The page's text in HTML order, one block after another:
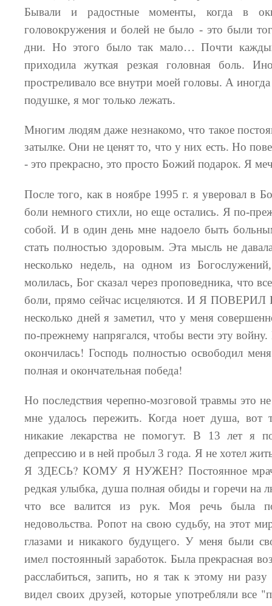
Бывали и радостные моменты, когда в
головокружения и болей не было - это были
дни. Но этого было так мало… Почти
приходила жуткая резкая головная боль.
простреливало все внутри моей головы. А
подушке, я мог только лежать.
Многим людям даже незнакомо, что такое
затылке. Они не ценят то, что у них есть. Но
- это прекрасно, это просто Божий подарок. Я
После того, как в ноябре 1995 г. я уверовал в
боли немного стихли, но еще остались. Я по-
собой. И в один день мне надоело быть
стать полностью здоровым. Эта мысль не
несколько недель, на одном из
молилась, Бог сказал через проповедника, что
боли, прямо сейчас исцеляются. И Я ПОВЕРИЛ
несколько дней я заметил, что у меня
по-прежнему напрягался, чтобы вести эту
окончилась! Господь полностью освободил меня
полная и окончательная победа!
Но последствия черепно-мозговой травмы это
мне удалось пережить. Когда ноет душа, вот
никакие лекарства не помогут. В 13 лет я
депрессию и в ней пробыл 3 года. Я не хотел
Я ЗДЕСЬ?КОМУ Я НУЖЕН? Постоянное
редкая улыбка, душа полная обиды и горечи на
что все валится из рук. Моя речь была
недовольства. Ропот на свою судьбу, на этот
глазами и никакого будущего. У меня были
имел постоянный заработок. Была прекрасная
расслабиться, запить, но я так к этому ни разу
видел своих друзей, которые употребляли все "